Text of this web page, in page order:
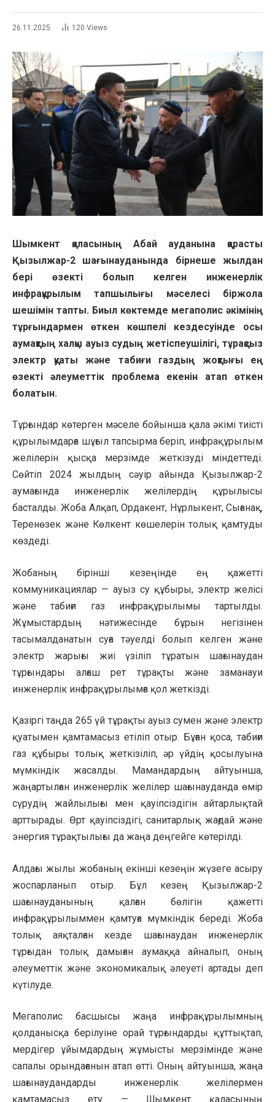
26.11.2025 120 Views
Шымкент қаласының Абай ауданына қарасты
Қызылжар-2 шағынауданында бірнеше жылдан
бері өзекті болып келген инженерлік
инфрақұрылым тапшылығы мәселесі біржола
шешімін тапты. Биыл көктемде мегаполис әкімінің
тұрғындармен өткен көшпелі кездесуінде осы
аумақтың халқы ауыз судың жетіспеушілігі, тұрақсыз
электр қуаты және табиғи газдың жоқтығы ең
өзекті әлеуметтік проблема екенін атап өткен
болатын.
Тұрғындар көтерген мәселе бойынша қала әкімі тиісті
құрылымдарға шұғыл тапсырма беріп, инфрақұрылым
желілерін қысқа мерзімде жеткізуді міндеттеді.
Сөйтіп 2024 жылдың сәуір айында Қызылжар-2
аумағында инженерлік желілердің құрылысы
басталды. Жоба Алқап, Ордакент, Нұрлыкент, Сығанақ,
Теренөзек және Көлкент көшелерін толық қамтуды
көздеді.
Жобаның бірінші кезеңінде ең қажетті
коммуникациялар — ауыз су құбыры, электр желісі
және табиғи газ инфрақұрылымы тартылды.
Жұмыстардың нәтижесінде бұрын негізінен
тасымалданатын суға тәуелді болып келген және
электр жарығы жиі үзіліп тұратын шағынаудан
тұрғындары алғаш рет тұрақты және заманауи
инженерлік инфрақұрылымға қол жеткізді.
Қазіргі таңда 265 үй тұрақты ауыз сумен және электр
қуатымен қамтамасыз етіліп отыр. Бұған қоса, табиғи
газ құбыры толық жеткізіліп, әр үйдің қосылуына
мүмкіндік жасалды. Мамандардың айтуынша,
жаңартылған инженерлік желілер шағынауданда өмір
сүрудің жайлылығы мен қауіпсіздігін айтарлықтай
арттырады. Өрт қауіпсіздігі, санитарлық жағдай және
энергия тұрақтылығы да жаңа деңгейге көтерілді.
Алдағы жылы жобаның екінші кезеңін жүзеге асыру
жоспарланып отыр. Бұл кезең Қызылжар-2
шағынауданының қалған бөлігін қажетті
инфрақұрылыммен қамтуға мүмкіндік береді. Жоба
толық аяқталған кезде шағынаудан инженерлік
тұрғыдан толық дамыған аумаққа айналып, оның
әлеуметтік және экономикалық әлеуеті артады деп
күтілуде.
Мегаполис басшысы жаңа инфрақұрылымның
қолданысқа берілуіне орай тұрғындарды құттықтап,
мердігер ұйымдардың жұмысты мерзімінде және
сапалы орындағанын атап өтті. Оның айтуынша, жаңа
шағынаудандарды инженерлік желілермен
қамтамасыз ету — Шымкент қаласының